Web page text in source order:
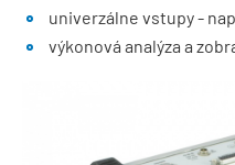
univerzálne vstupy -
výkonová analýza a